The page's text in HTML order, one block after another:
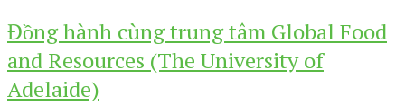
Đồng hành cùng trung tâm Global Food
and Resources (The University of
Adelaide)